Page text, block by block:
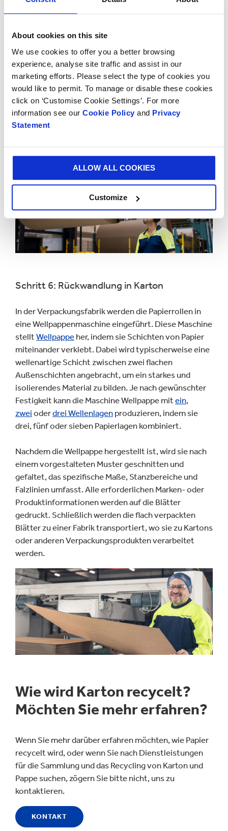
About cookies on this site
We use cookies to offer you a better browsing
experience, analyse site traffic and assist in our
marketing efforts. Please select the type of cookies you
would like to permit. To manage or disable these cookies
click on ‘Customise Cookie Settings’. For more
information see our Cookie Policy and Privacy
Statement
ALLOW ALL COOKIES
Customize
Schritt 5: Herstellung der Papierrollen
Nachdem das Papier getrocknet ist, wird es zu
riesigen Rollen gewickelt, die jeweils etwa 35 Tonnen
wiegen – das entspricht dem Gewicht von sechs
ausgewachsenen Elefanten! Diese Rollen werden
dann in kleinere Teile geschnitten und an unsere
Verpackungswerke geliefert, wo sie zur Herstellung
Schritt 6: Rückwandlung in Karton
In der Verpackungsfabrik werden die Papierrollen in
eine Wellpappenmaschine eingeführt. Diese Maschine
stellt Wellpappe her, indem sie Schichten von Papier
miteinander verklebt. Dabei wird typischerweise eine
wellenartige Schicht zwischen zwei flachen
Außenschichten angebracht, um ein starkes und
isolierendes Material zu bilden. Je nach gewünschter
Festigkeit kann die Maschine Wellpappe mit ein,
zwei oderdrei Wellenlagen produzieren, indem sie
drei, fünf oder sieben Papierlagen kombiniert.
Nachdem die Wellpappe hergestellt ist, wird sie nach
einem vorgestalteten Muster geschnitten und
gefaltet, das spezifische Maße, Stanzbereiche und
Falzlinien umfasst. Alle erforderlichen Marken- oder
Produktinformationen werden auf die Blätter
gedruckt. Schließlich werden die flach verpackten
Blätter zu einer Fabrik transportiert, wo sie zu Kartons
oder anderen Verpackungsprodukten verarbeitet
werden.
Wie wird Karton recycelt?
Möchten Sie mehr erfahren?
Wenn Sie mehr darüber erfahren möchten, wie Papier
recycelt wird, oder wenn Sie nach Dienstleistungen
für die Sammlung und das Recycling von Karton und
Pappe suchen, zögern Sie bitte nicht, uns zu
kontaktieren.
KONTAKT